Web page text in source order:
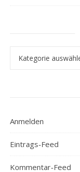
Anmelden
Eintrags-Feed
Kommentar-Feed